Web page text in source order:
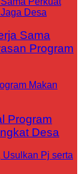
Sama
Program
Program
Desa